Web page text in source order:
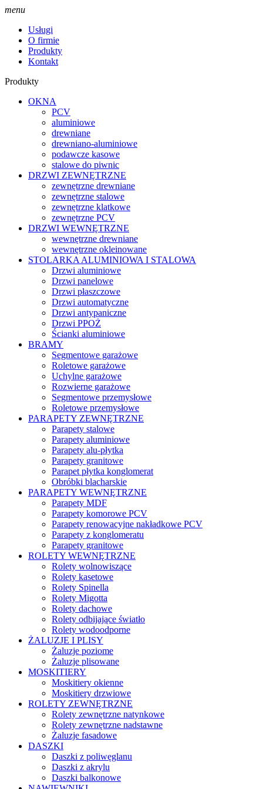
menu
Usługi
O firmie
Produkty
Kontakt
Produkty
OKNA
PCV
aluminiowe
drewniane
drewniano-aluminiowe
podawcze kasowe
stalowe do piwnic
DRZWI ZEWNĘTRZNE
zewnętrzne drewniane
zewnętrzne stalowe
zewnętrzne klatkowe
zewnętrzne PCV
DRZWI WEWNĘTRZNE
wewnętrzne drewniane
wewnętrzne okleinowane
STOLARKA ALUMINIOWA I STALOWA
Drzwi aluminiowe
Drzwi panelowe
Drzwi płaszczowe
Drzwi automatyczne
Drzwi antypaniczne
Drzwi PPOŻ
Ścianki aluminiowe
BRAMY
Segmentowe garażowe
Roletowe garażowe
Uchylne garażowe
Rozwierne garażowe
Segmentowe przemysłowe
Roletowe przemysłowe
PARAPETY ZEWNĘTRZNE
Parapety stalowe
Parapety aluminiowe
Parapety alu-płytka
Parapety granitowe
Parapet płytka konglomerat
Obróbki blacharskie
PARAPETY WEWNĘTRZNE
Parapety MDF
Parapety komorowe PCV
Parapety renowacyjne nakładkowe PCV
Parapety z konglomeratu
Parapety granitowe
ROLETY WEWNĘTRZNE
Rolety wolnowiszące
Rolety kasetowe
Rolety Spinella
Rolety Migotta
Rolety dachowe
Rolety odbijające światło
Rolety wodoodporne
ŻALUZJE I PLISY
Żaluzje poziome
Żaluzje plisowane
MOSKITIERY
Moskitiery okienne
Moskitiery drzwiowe
ROLETY ZEWNĘTRZNE
Rolety zewnętrzne natynkowe
Rolety zewnętrzne nadstawne
Żaluzje fasadowe
DASZKI
Daszki z poliwęglanu
Daszki z akrylu
Daszki balkonowe